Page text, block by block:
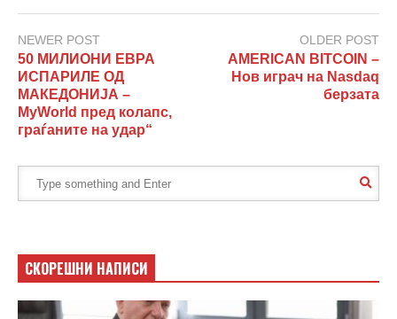
NEWER POST
50 МИЛИОНИ ЕВРА
ИСПАРИЛЕ ОД
МАКЕДОНИЈА –
MyWorld пред колапс,
граѓаните на удар“
OLDER POST
AMERICAN BITCOIN –
Нов играч на Nasdaq
берзата
СКОРЕШНИ НАПИСИ